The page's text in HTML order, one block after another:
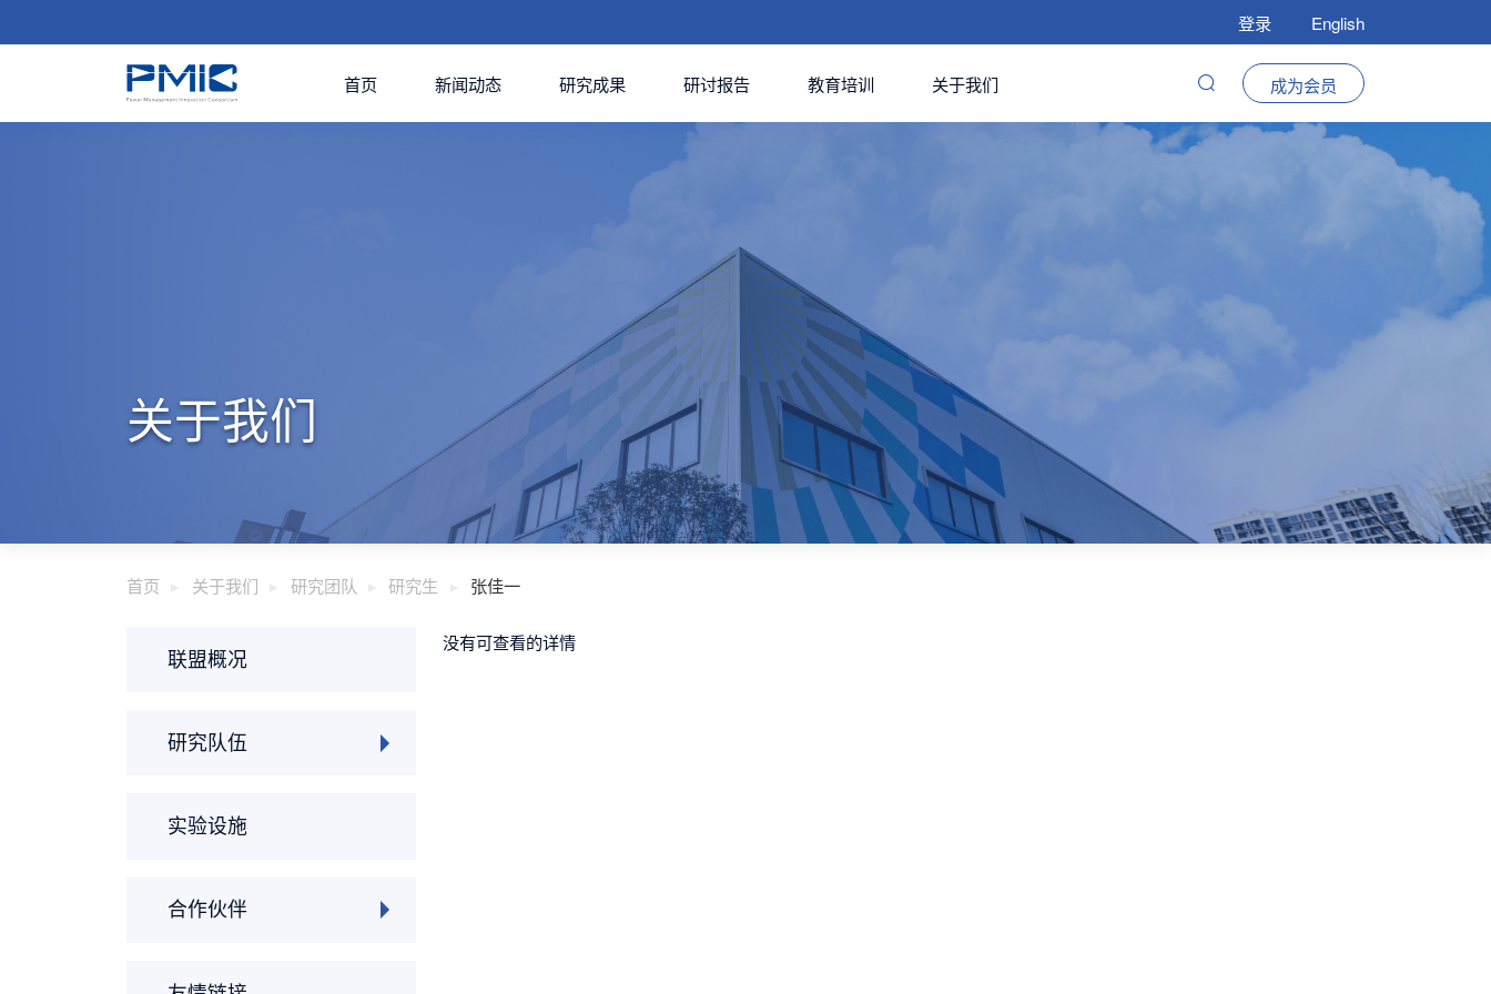
登录 English
首页 新闻动态 研究成果 研讨报告 教育培训 关于我们 成为会员
关于我们
首页 关于我们 研究团队 研究生 张佳一
联盟概况
研究队伍
实验设施
合作伙伴
没有可查看的详情